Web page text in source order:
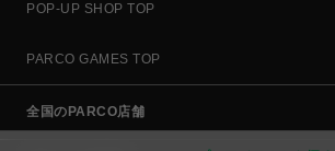
POP-UP SHOP TOP
PARCO GAMES TOP
全国のPARCO店舗